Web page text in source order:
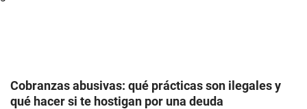
Cobranzas abusivas: qué prácticas son ilegales y
qué hacer si te hostigan por una deuda